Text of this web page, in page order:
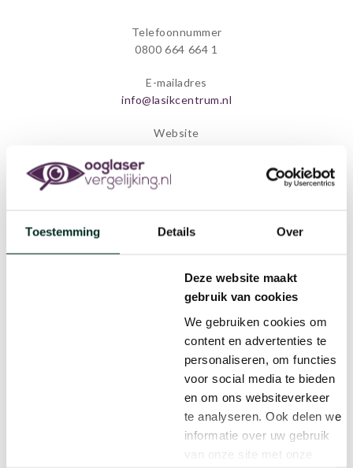
Toestemming Details Over
Deze website maakt
gebruik van cookies
We gebruiken cookies om
content en advertenties te
personaliseren, om functies
voor social media te bieden
en om ons websiteverkeer
te analyseren. Ook delen we
informatie over uw gebruik
van onze site met onze
Telefoonnummer
0800 664 664 1
E-mailadres
info@lasikcentrum.nl
Website
Kliniek Boxtel
de Benelux dat streeft naar optimale klanttevredenheid
en het behalen van het beste eindresultaat voor onze
Wij willen een “centre of visual excellence” zijn. Dit
kunnen wij onze cliënten bieden door koploper te zijn op
het gebied van innovatie en hoogstaande kwaliteit